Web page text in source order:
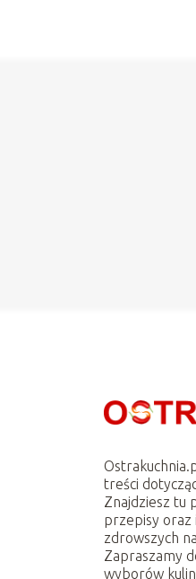
treści
Znajdziesz tu
przepisy oraz
zdrowszych
Zapraszamy
wyborów